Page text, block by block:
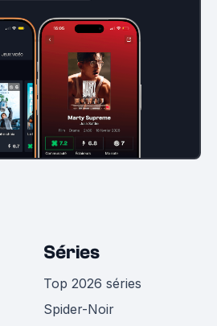
Séries
Top 2026 séries
Spider-Noir